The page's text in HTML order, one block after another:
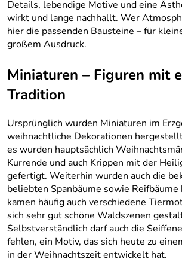
Details, lebendige Motive und eine
wirkt und lange nachhallt. Wer
hier die passenden Bausteine – für
großem Ausdruck.
Miniaturen – Figuren mit
Tradition
Ursprünglich wurden Miniaturen im
weihnachtliche Dekorationen
es wurden hauptsächlich
Kurrende und auch Krippen mit der
gefertigt. Weiterhin wurden auch die
beliebten Spanbäume sowie
kamen häufig auch verschiedene
sich sehr gut schöne Waldszenen
Selbstverständlich darf auch die
fehlen, ein Motiv, das sich heute zu
in der Weihnachtszeit entwickelt hat.